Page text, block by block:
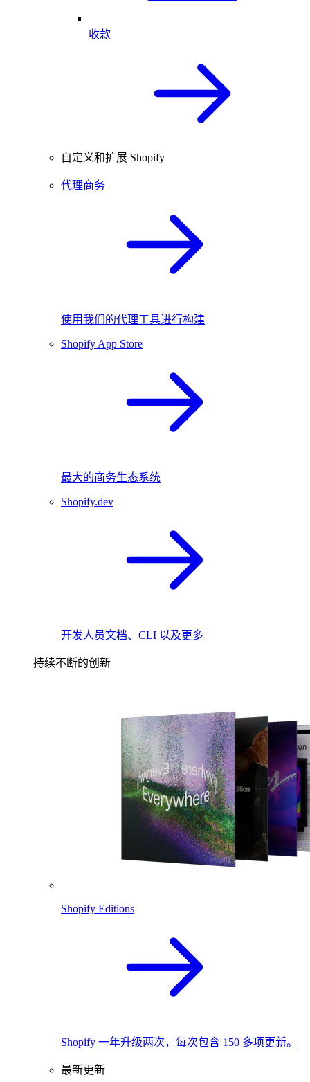
收款
自定义和扩展 Shopify
代理商务
使用我们的代理工具进行构建
Shopify App Store
最大的商务生态系统
Shopify.dev
开发人员文档、CLI 以及更多
持续不断的创新
Shopify Editions
Shopify 一年升级两次，每次包含 150 多项更新。
最新更新